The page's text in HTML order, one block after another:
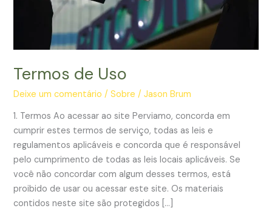
Termos de Uso
Deixe um comentário /Sobre /Jason Brum
1. Termos Ao acessar ao site Perviamo, concorda em
cumprir estes termos de serviço, todas as leis e
regulamentos aplicáveis ​​e concorda que é responsável
pelo cumprimento de todas as leis locais aplicáveis. Se
você não concordar com algum desses termos, está
proibido de usar ou acessar este site. Os materiais
contidos neste site são protegidos […]